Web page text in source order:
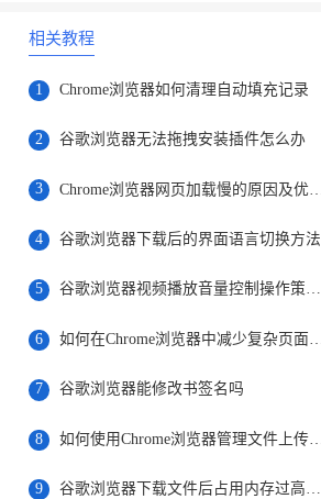
相关教程
1 Chrome浏览器如何清理自动填充记录
2 谷歌浏览器无法拖拽安装插件怎么办
3 Chrome浏览器网页加载慢的原因及优化方法
4 谷歌浏览器下载后的界面语言切换方法
5 谷歌浏览器视频播放音量控制操作策略分析
6
7 谷歌浏览器能修改书签名吗
8 如何使用Chrome浏览器管理文件上传的限制
9 谷歌浏览器下载文件后占用内存过高怎么优化